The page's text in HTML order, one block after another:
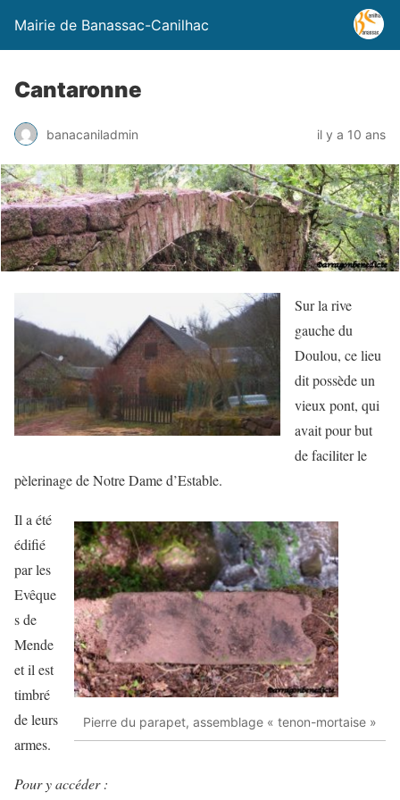
Mairie de Banassac-Canilhac
Cantaronne
banacaniladmin il y a 10 ans
Sur la rive
gauche du
Doulou, ce lieu
dit possède un
vieux pont, qui
avait pour but
de faciliter le
pèlerinage de Notre Dame d’Estable.
Pierre du parapet, assemblage « tenon-mortaise »
Il a été
édifié
par les
Evêque
s de
Mende
et il est
timbré
de leurs
armes.
Pour y accéder :